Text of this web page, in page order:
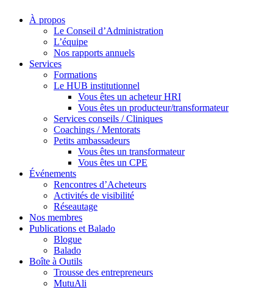
À propos
Le Conseil d’Administration
L’équipe
Nos rapports annuels
Services
Formations
Le HUB institutionnel
Vous êtes un acheteur HRI
Vous êtes un producteur/transformateur
Services conseils / Cliniques
Coachings / Mentorats
Petits ambassadeurs
Vous êtes un transformateur
Vous êtes un CPE
Événements
Rencontres d’Acheteurs
Activités de visibilité
Réseautage
Nos membres
Publications et Balado
Blogue
Balado
Boîte à Outils
Trousse des entrepreneurs
MutuAli